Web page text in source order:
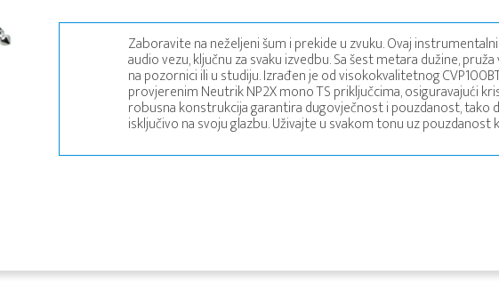
Zaboravite na neželjeni šum i prekide u zvuku. Ovaj
audio vezu, ključnu za svaku izvedbu. Sa šest metara dužine,
na pozornici ili u studiju. Izrađen je od visokokvalitetnog
provjerenim Neutrik NP2X mono TS priključcima, osiguravajući
robusna konstrukcija garantira dugovječnost i pouzdanost, tako
isključivo na svoju glazbu. Uživajte u svakom tonu uz pouzdanost